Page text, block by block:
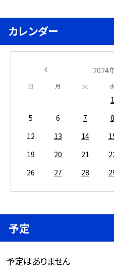
カレンダー
2024
日 月 火
1
5
6 7 8
12
13 14
19
20 21
26
27 28
予定
予定はありません